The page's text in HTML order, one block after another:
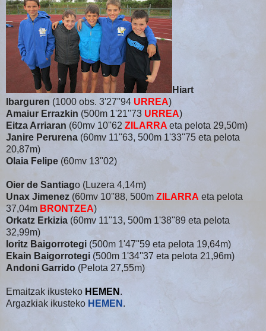
Hiart
Ibarguren (1000 obs. 3'27''94 URREA)
Amaiur Errazkin (500m 1'21''73 URREA)
Eitza Arriaran (60mv 10''62 ZILARRA eta pelota 29,50m)
Janire Perurena (60mv 11''63, 500m 1'33''75 eta pelota
20,87m)
Olaia Felipe (60mv 13''02)
Oier de Santiago (Luzera 4,14m)
Unax Jimenez (60mv 10''88, 500m ZILARRA eta pelota
37,04m BRONTZEA)
Orkatz Erkizia (60mv 11''13, 500m 1'38''89 eta pelota
32,99m)
Ioritz Baigorrotegi (500m 1'47''59 eta pelota 19,64m)
Ekain Baigorrotegi (500m 1'34''37 eta pelota 21,96m)
Andoni Garrido (Pelota 27,55m)
Emaitzak ikusteko HEMEN .
Argazkiak ikusteko HEMEN .